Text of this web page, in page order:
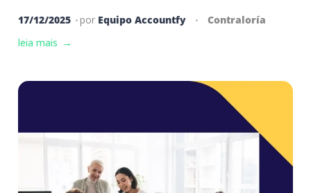
17/12/2025 por Equipo Accountfy
Contraloría
leia mais